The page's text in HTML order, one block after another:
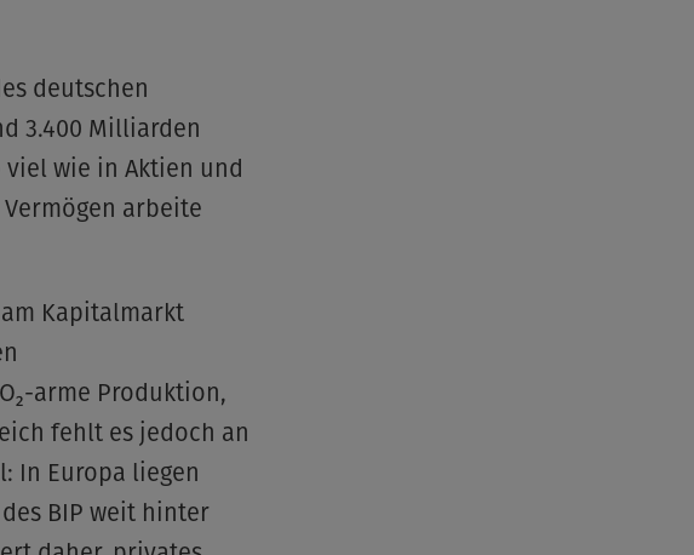
deutschen
3.400 Milliarden
wie in Aktien und
arbeite
Kapitalmarkt
arme Produktion,
fehlt es jedoch an
In Europa liegen
BIP weit hinter